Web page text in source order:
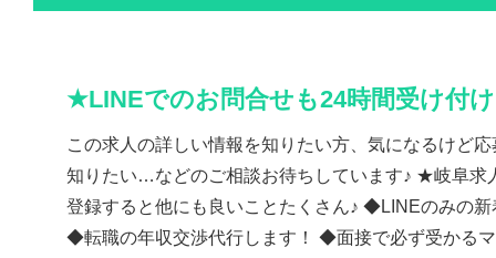
★LINEでのお問合せも24時間受け付
この求人の詳しい情報を知りたい方、気になるけど
知りたい…などのご相談お待ちしています♪ ★岐阜求
登録すると他にも良いことたくさん♪ ◆LINEのみの
◆転職の年収交渉代行します！ ◆面接で必ず受かる